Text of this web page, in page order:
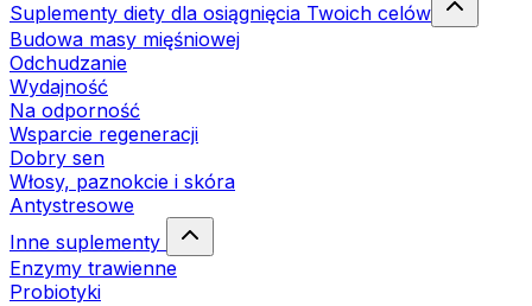
Suplementy diety dla osiągnięcia Twoich celów
Budowa masy mięśniowej
Odchudzanie
Wydajność
Na odporność
Wsparcie regeneracji
Dobry sen
Włosy, paznokcie i skóra
Antystresowe
Inne suplementy
Enzymy trawienne
Probiotyki